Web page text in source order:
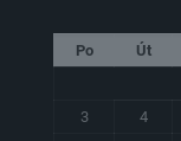
Po Út
3
4